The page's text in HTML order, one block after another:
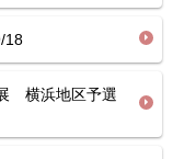
18
横浜地区予選